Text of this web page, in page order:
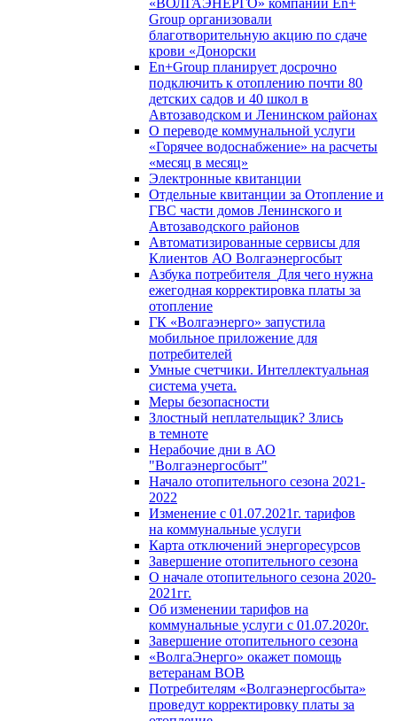
«ВОЛГАЭНЕРГО» компании En+
Group организовали
благотворительную акцию по сдаче
крови «Донорски
En+Group планирует досрочно
подключить к отоплению почти 80
детских садов и 40 школ в
Автозаводском и Ленинском районах
О переводе коммунальной услуги
«Горячее водоснабжение» на расчеты
«месяц в месяц»
Электронные квитанции
Отдельные квитанции за Отопление и
ГВС части домов Ленинского и
Автозаводского районов
Автоматизированные сервисы для
Клиентов АО Волгаэнергосбыт
Азбука потребителя_Для чего нужна
ежегодная корректировка платы за
отопление
ГК «Волгаэнерго» запустила
мобильное приложение для
потребителей
Умные счетчики. Интеллектуальная
система учета.
Меры безопасности
Злостный неплательщик? Злись
в темноте
Нерабочие дни в АО
"Волгаэнергосбыт"
Начало отопительного сезона 2021-
2022
Изменение с 01.07.2021г. тарифов
на коммунальные услуги
Карта отключений энергоресурсов
Завершение отопительного сезона
О начале отопительного сезона 2020-
2021гг.
Об изменении тарифов на
коммунальные услуги с 01.07.2020г.
Завершение отопительного сезона
«ВолгаЭнерго» окажет помощь
ветеранам ВОВ
Потребителям «Волгаэнергосбыта»
проведут корректировку платы за